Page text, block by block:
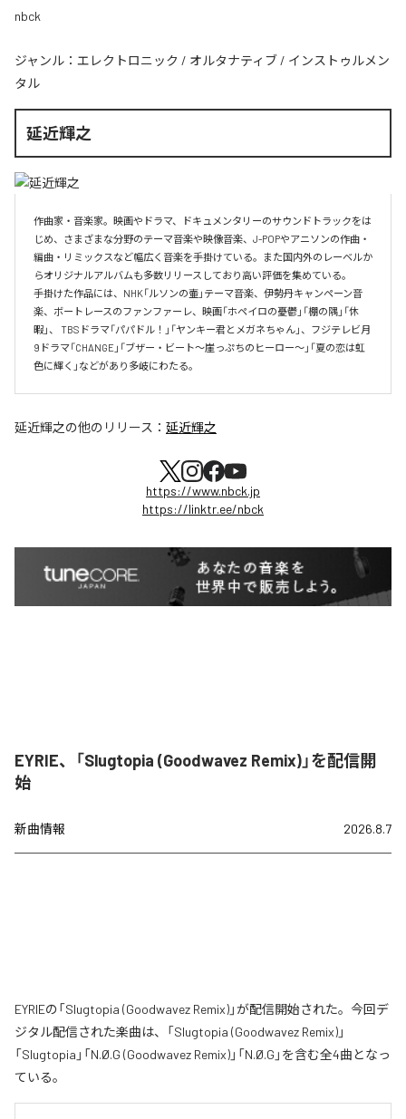
nbck
ジャンル： エレクトロニック / オルタナティブ / インストゥルメン
タル
延近輝之
作曲家・音楽家。映画やドラマ、ドキュメンタリーのサウンドトラックをは
じめ、さまざまな分野のテーマ音楽や映像音楽、J-POPやアニソンの作曲・
編曲・リミックスなど幅広く音楽を手掛けている。また国内外のレーベルか
らオリジナルアルバムも多数リリースしており高い評価を集めている。
手掛けた作品には、NHK「ルソンの壷」テーマ音楽、伊勢丹キャンペーン音
楽、ボートレースのファンファーレ、映画「ホペイロの憂鬱」「棚の隅」「休
暇」、 TBSドラマ「パパドル！」「ヤンキー君とメガネちゃん」、フジテレビ月
9ドラマ「CHANGE」「ブザー・ビート～崖っぷちのヒーロー～」「夏の恋は虹
色に輝く」などがあり多岐にわたる。
延近輝之の他のリリース： 延近輝之
https://www.nbck.jp
https://linktr.ee/nbck
EYRIE、「Slugtopia (Goodwavez Remix)」を配信開
始
新曲情報 2026.8.7
EYRIEの「Slugtopia (Goodwavez Remix)」が配信開始された。今回デ
ジタル配信された楽曲は、「Slugtopia (Goodwavez Remix)」
「Slugtopia」「N.Ø.G (Goodwavez Remix)」「N.Ø.G」を含む全4曲となっ
ている。